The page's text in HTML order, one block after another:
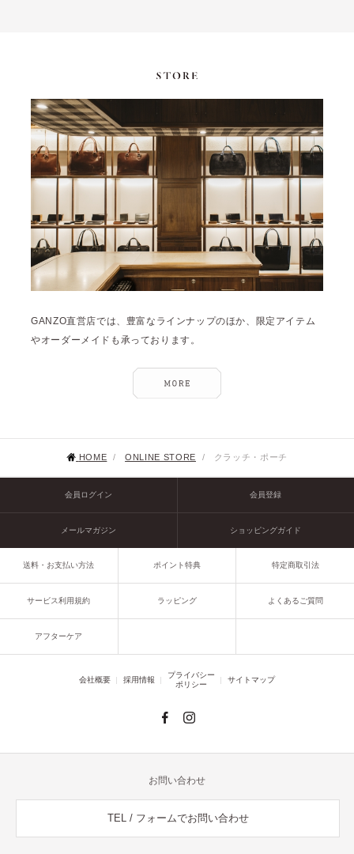
GANZO直営店では、豊富なラインナップのほか、限定アイテム
やオーダーメイドも承っております。
HOME / ONLINE STORE / クラッチ・ポーチ
会員ログイン 会員登録
メールマガジン ショッピングガイド
送料・お支払い方法 ポイント特典 特定商取引法
サービス利用規約 ラッピング よくあるご質問
アフターケア
会社概要 採用情報
プライバシー
ポリシー
サイトマップ
お問い合わせ
TEL / フォームでお問い合わせ